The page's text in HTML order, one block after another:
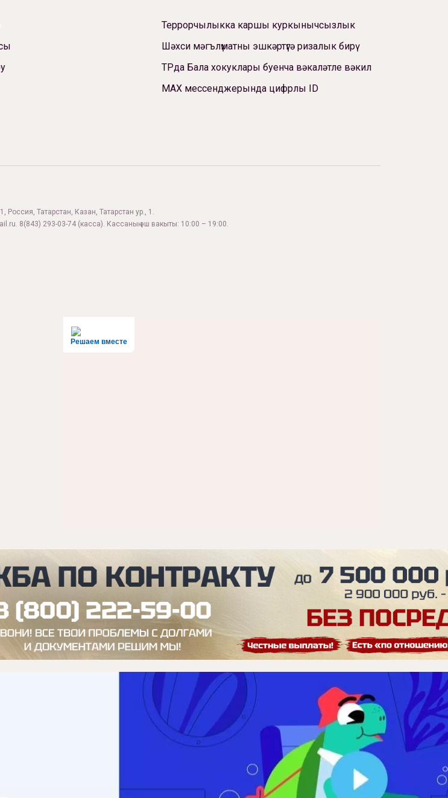
Террорчылыкка каршы куркынычсызлык
Шәхси мәгълүматны эшкәртүгә ризалык бирү
ТРда Бала хокуклары буенча вәкаләтле вәкил
МАХ мессенджерында цифрлы ID
Татарстан, Казан, Татарстан ур., 1.
. 8(843) 293-03-74 (касса). Кассаның эш вакыты: 10:00 – 19:00.
Решаем вместе